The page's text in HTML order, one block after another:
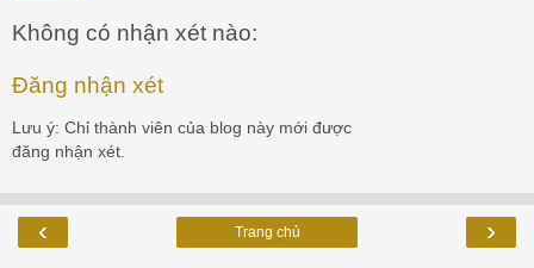
Không có nhận xét nào:
Đăng nhận xét
Lưu ý: Chỉ thành viên của blog này mới được
đăng nhận xét.
‹ ›
Trang chủ